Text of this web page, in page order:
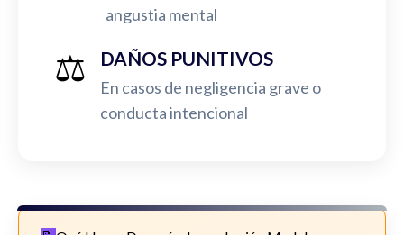
angustia mental
⚖️ DAÑOS PUNITIVOS
En casos de negligencia grave o
conducta intencional